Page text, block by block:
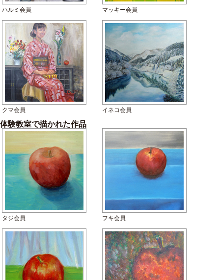
ハルミ会員 マッキー会員
クマ会員 イネコ会員
体験教室で描かれた作品
タジ会員 フキ会員